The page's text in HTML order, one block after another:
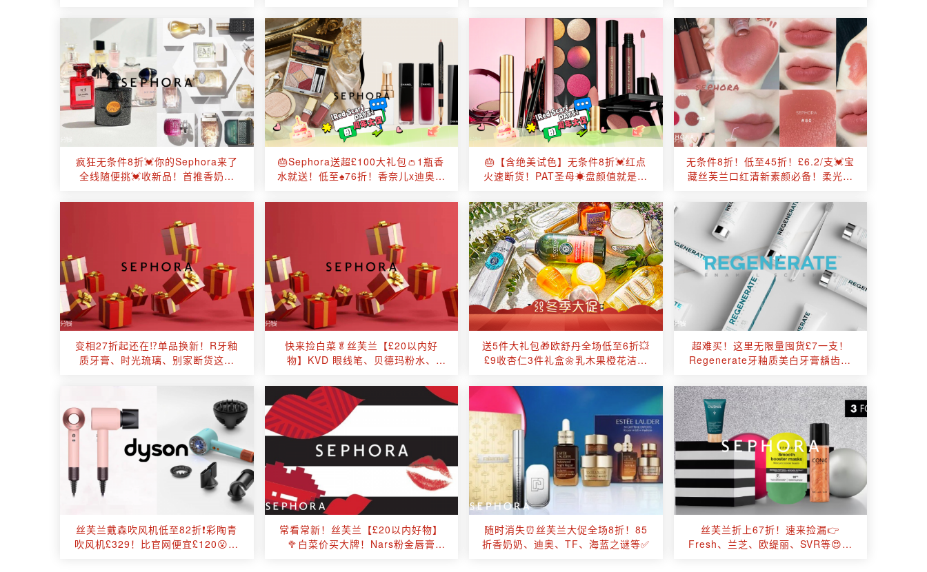
疯狂无条件8折💓你的Sephora来了
全线随便挑💓收新品！首推香奶、
🎂Sephora送超£100大礼包👛1瓶香
水就送！低至♠️76折！香奈儿x迪奥无
🎂【含绝美试色】无条件8折💓红点
火速断货！PAT圣母☀️盘颜值就是正
无条件8折！低至45折！£6.2/支💓宝
藏丝芙兰口红清新素颜必备！柔光雾
变相27折起还在⁉️单品换新！R牙釉
质牙膏、时光琉璃、别家断货这里
快来捡白菜🥬丝芙兰【£20以内好
物】KVD 眼线笔、贝德玛粉水、
送5件大礼包🎁欧舒丹全场低至6折💥
£9收杏仁3件礼盒🌼乳木果橙花洁面
超难买！这里无限量囤货£7一支！
Regenerate牙釉质美白牙膏龋齿说
丝芙兰戴森吹风机低至82折❗彩陶青
吹风机£329！比官网便宜£120😮提
常看常新！丝芙兰【£20以内好物】
🥦白菜价买大牌！Nars粉金唇膏
随时消失⏰丝芙兰大促全场8折！85
折香奶奶、迪奥、TF、海蓝之谜等✅
丝芙兰折上67折！速来捡漏👉
Fresh、兰芝、欧缇丽、SVR等😍大